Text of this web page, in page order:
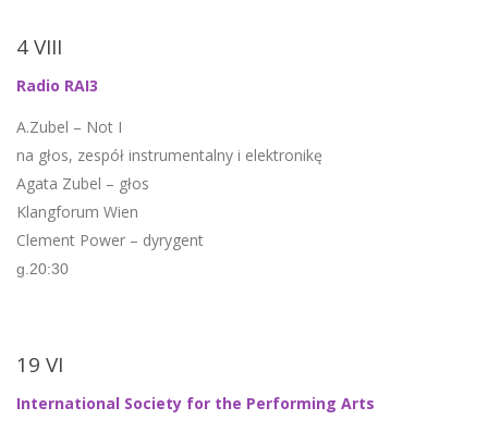
4 VIII
Radio RAI3
A.Zubel – Not I
na głos, zespół instrumentalny i elektronikę
Agata Zubel – głos
Klangforum Wien
Clement Power – dyrygent
g.20:30
19 VI
International Society for the Performing Arts